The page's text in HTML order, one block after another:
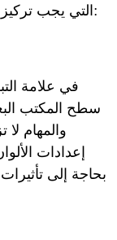
التي يجب تركيزك عليها لجعل النظام يعمل بشكل أفضل:
في علامة
سطح المكتب
والمهام